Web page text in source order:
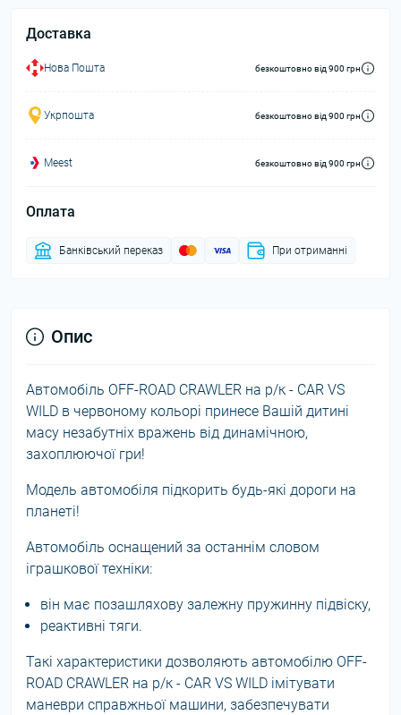
Доставка
Нова Пошта безкоштовно від 900 грн
Укрпошта безкоштовно від 900 грн
Meest безкоштовно від 900 грн
Оплата
Банківський переказ При отриманні
Опис
Автомобіль OFF-ROAD CRAWLER на р/к - CAR VS
WILD в червоному кольорі принесе Вашій дитині
масу незабутніх вражень від динамічною,
захоплюючої гри!
Модель автомобіля підкорить будь-які дороги на
планеті!
Автомобіль оснащений за останнім словом
іграшкової техніки:
він має позашляхову залежну пружинну підвіску,
реактивні тяги.
Такі характеристики дозволяють автомобілю OFF-
ROAD CRAWLER на р/к - CAR VS WILD імітувати
маневри справжньої машини, забезпечувати